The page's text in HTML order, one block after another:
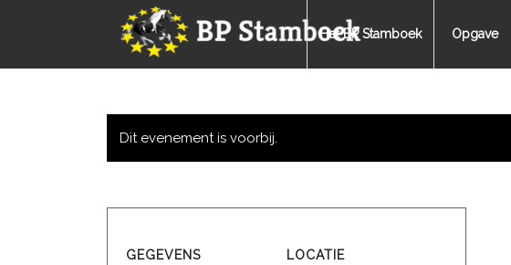
Het BP Stamboek Opgave
Dit evenement is voorbij.
GEGEVENS LOCATIE